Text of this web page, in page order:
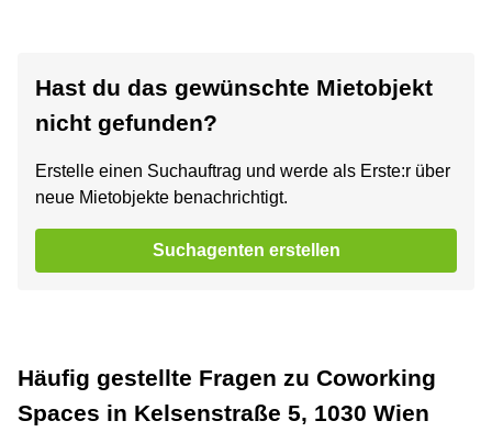
Hast du das gewünschte Mietobjekt
nicht gefunden?
Erstelle einen Suchauftrag und werde als Erste:r über
neue Mietobjekte benachrichtigt.
Suchagenten erstellen
Häufig gestellte Fragen zu Coworking
Spaces in Kelsenstraße 5, 1030 Wien